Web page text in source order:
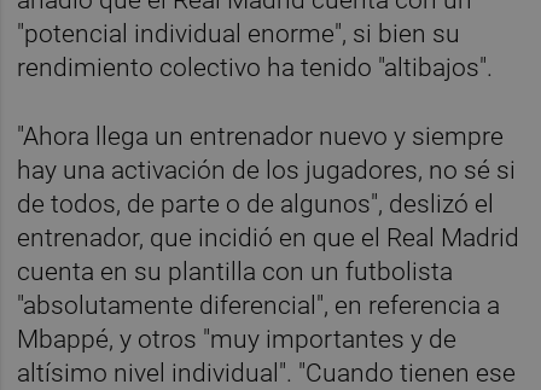
"potencial individual enorme", si bien su
rendimiento colectivo ha tenido "altibajos".
"Ahora llega un entrenador nuevo y siempre
hay una activación de los jugadores, no sé si
de todos, de parte o de algunos", deslizó el
entrenador, que incidió en que el Real Madrid
cuenta en su plantilla con un futbolista
"absolutamente diferencial", en referencia a
Mbappé, y otros "muy importantes y de
altísimo nivel individual". "Cuando tienen ese